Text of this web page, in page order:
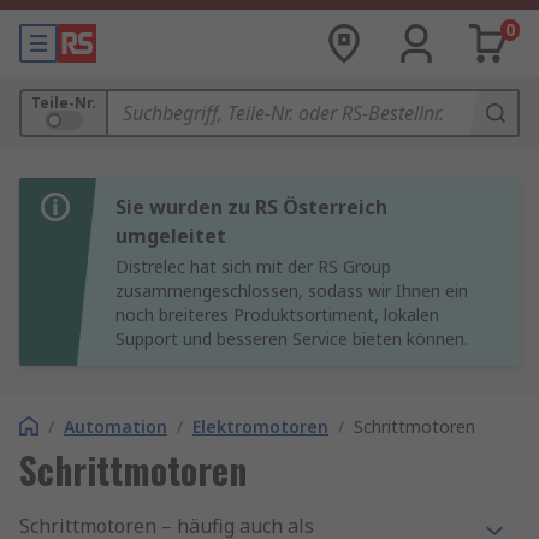
0
Teile-Nr.
Sie wurden zu RS Österreich
umgeleitet
Distrelec hat sich mit der RS Group
zusammengeschlossen, sodass wir Ihnen ein
noch breiteres Produktsortiment, lokalen
Support und besseren Service bieten können.
/ Automation / Elektromotoren / Schrittmotoren
Schrittmotoren
Schrittmotoren – häufig auch als